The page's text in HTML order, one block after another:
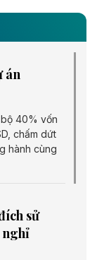
án
40% vốn
chấm dứt
hành cùng
sử
nghỉ